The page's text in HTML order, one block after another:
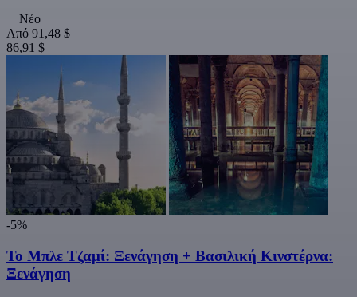
Νέο
Από 91,48 $
86,91 $
-5%
Το Μπλε Τζαμί: Ξενάγηση + Βασιλική Κινστέρνα:
Ξενάγηση